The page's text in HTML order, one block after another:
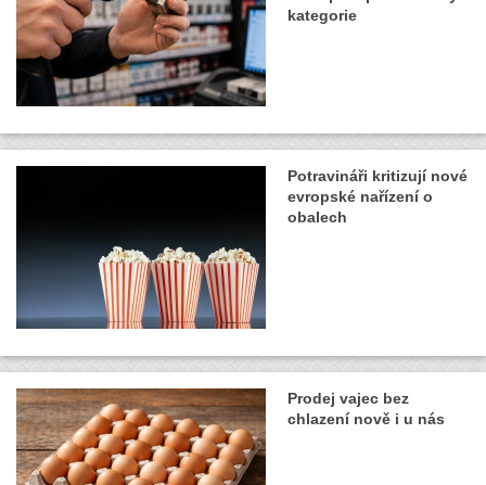
kategorie
Potravináři kritizují nové
evropské nařízení o
obalech
Prodej vajec bez
chlazení nově i u nás